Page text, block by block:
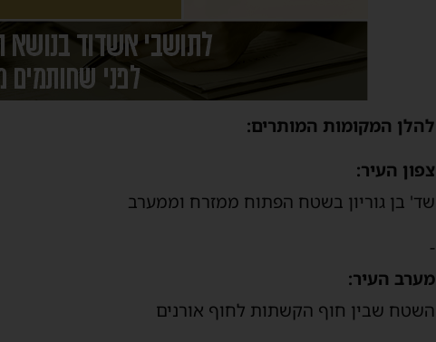
להלן המקומות המותרים:
צפון העיר:
שד' בן גוריון בשטח הפתוח ממזרח וממערב
-
מערב העיר:
השטח שבין חוף הקשתות לחוף אורנים